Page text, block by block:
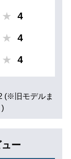
4
4
4
(※旧モデルま
)
ー